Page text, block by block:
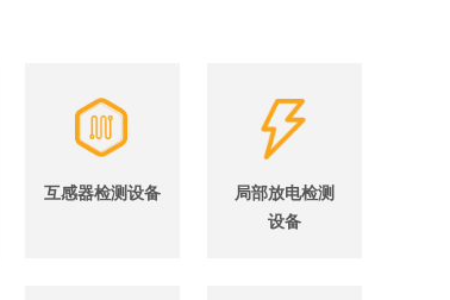
互感器检测设备
局部放电检测
设备